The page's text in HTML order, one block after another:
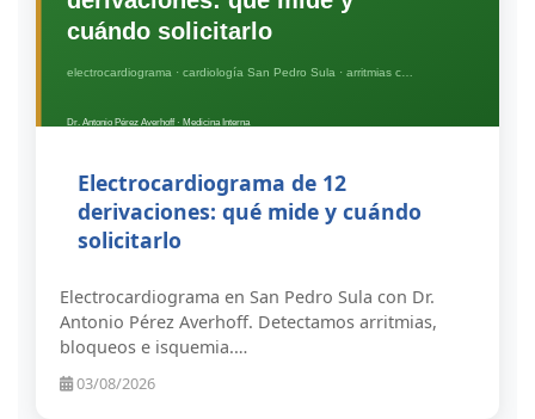
Electrocardiograma de 12
derivaciones: qué mide y cuándo
solicitarlo
Electrocardiograma en San Pedro Sula con Dr.
Antonio Pérez Averhoff. Detectamos arritmias,
bloqueos e isquemia.…
03/08/2026